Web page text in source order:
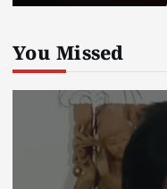
You Missed